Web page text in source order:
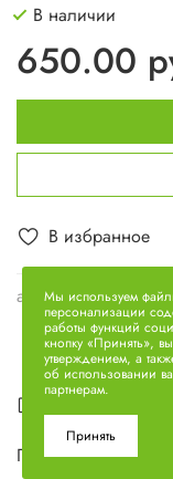
В избранное
арт.311714-П
В наличии
650.00
Описание
Гайка на вторичный
Мы используем
персонализации
работы функций
кнопку «Принять»,
утверждением, а
об использовании
партнерам.
Принять